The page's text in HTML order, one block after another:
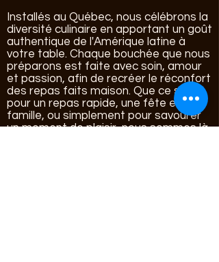
Installés au Québec, nous célébrons la
diversité culinaire en apportant un goût
authentique de l'Amérique latine à
votre table. Chaque bouchée que nous
préparons est faite avec soin, amour
et passion, afin de recréer le réconfort
des repas faits maison. Que ce soit
pour un repas rapide, une fête en
famille, ou simplement pour savourer
un moment de plaisir, nous sommes là